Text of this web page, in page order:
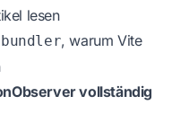
lesen
bundler, warum Vite
vollständig